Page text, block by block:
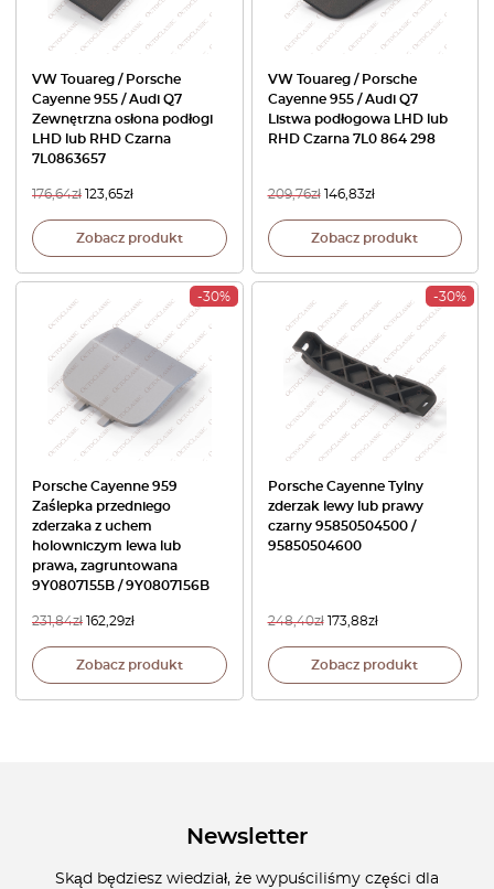
VW Touareg / Porsche
Cayenne 955 / Audi Q7
Zewnętrzna osłona podłogi
LHD lub RHD Czarna
7L0863657
176,64zł 123,65zł
Zobacz produkt
VW Touareg / Porsche
Cayenne 955 / Audi Q7
Listwa podłogowa LHD lub
RHD Czarna 7L0 864 298
209,76zł 146,83zł
Zobacz produkt
-30%
Porsche Cayenne 959
Zaślepka przedniego
zderzaka z uchem
holowniczym lewa lub
prawa, zagruntowana
9Y0807155B / 9Y0807156B
231,84zł 162,29zł
Zobacz produkt
-30%
Porsche Cayenne Tylny
zderzak lewy lub prawy
czarny 95850504500 /
95850504600
248,40zł 173,88zł
Zobacz produkt
Newsletter
Skąd będziesz wiedział, że wypuściliśmy części dla